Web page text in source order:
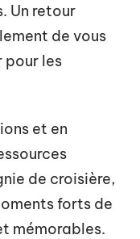
Un retour
de vous
pour les
et en
de croisière,
forts de
mémorables.